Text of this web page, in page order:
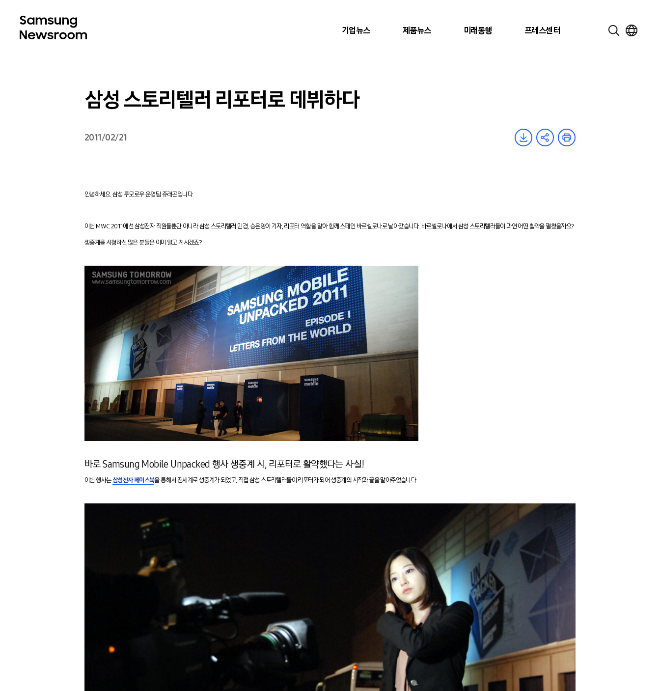
기업뉴스 제품뉴스 미래동행 프레스센터
삼성 스토리텔러 리포터로 데뷔하다
2011/02/21
안녕하세요. 삼성 투모로우 운영팀 쥬래곤입니다.
이번 MWC 2011에선 삼성전자 직원들뿐만 아니라 삼성 스토리텔러 민경, 승은양이 기자, 리포터 역할을 맡아 함께 스페인 바르셀로나로 날아갔습니다. 바르셀로나에서 삼성 스토리텔러들이 과연 어떤 활약을 펼쳤을까요?
생중계를 시청하신 많은 분들은 이미 알고 계시겠죠?
바로 Samsung Mobile Unpacked 행사 생중계 시, 리포터로 활약했다는 사실!
이번 행사는삼성전자 페이스북을 통해서 전세계로생중계가 되었고, 직접 삼성 스토리텔러들이 리포터가 되어 생중계의 시작과 끝을 맡아주었습니다.